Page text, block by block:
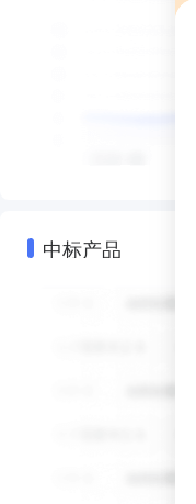
中标产品